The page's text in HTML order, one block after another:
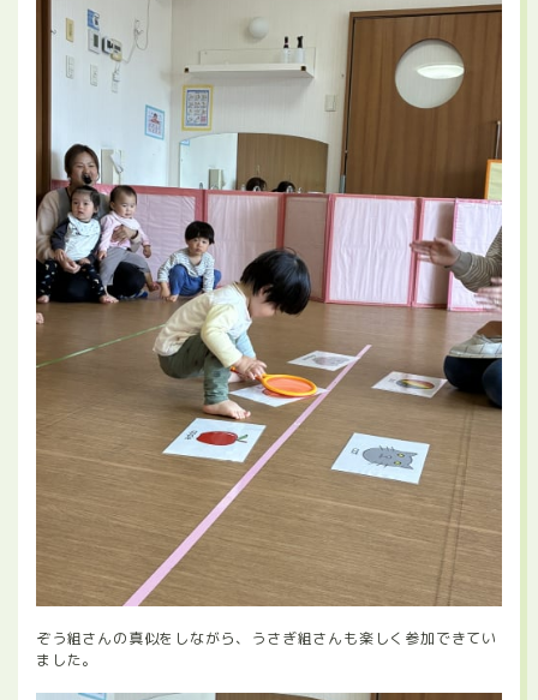
ぞう組さんの真似をしながら、うさぎ組さんも楽しく参加できてい
ました。